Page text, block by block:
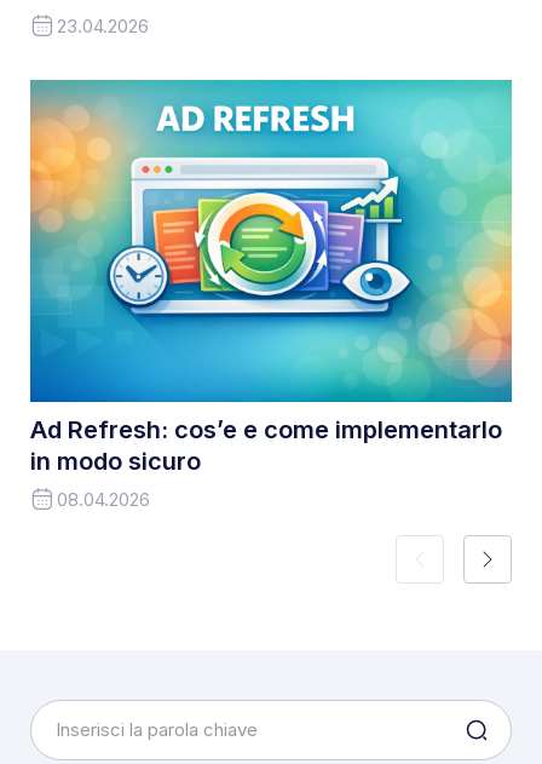
23.04.2026
Ad Refresh: cos’e e come implementarlo
in modo sicuro
08.04.2026